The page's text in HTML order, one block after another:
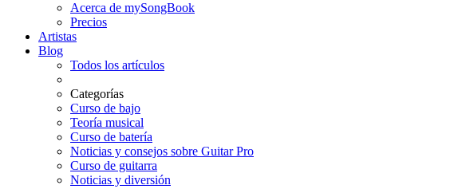
Acerca de mySongBook
Precios
Artistas
Blog
Todos los artículos
Categorías
Curso de bajo
Teoría musical
Curso de batería
Noticias y consejos sobre Guitar Pro
Curso de guitarra
Noticias y diversión